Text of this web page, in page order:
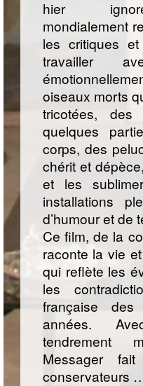
hier
mondialement
les critiques
travailler
oiseaux morts
tricotées,
quelques
corps, des
chérit et
et les
installations
d’humour et de
Ce film, de la
raconte la vie
qui reflète les
les
française des
années.
tendrement
Messager
conservateurs